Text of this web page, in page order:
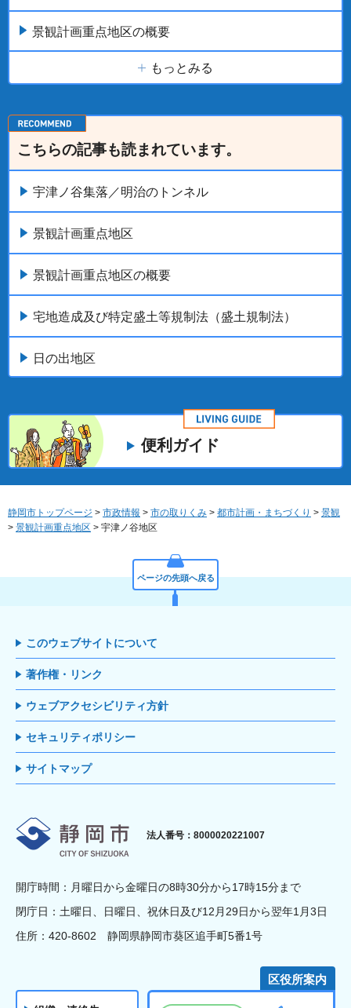
景観計画重点地区の概要
もっとみる
こちらの記事も読まれています。
宇津ノ谷集落／明治のトンネル
景観計画重点地区
景観計画重点地区の概要
宅地造成及び特定盛土等規制法（盛土規制法）
日の出地区
便利ガイド
静岡市トップページ > 市政情報 > 市の取りくみ > 都市計画・まちづくり > 景観
> 景観計画重点地区 > 宇津ノ谷地区
ページの先頭へ戻る
このウェブサイトについて
著作権・リンク
ウェブアクセシビリティ方針
セキュリティポリシー
サイトマップ
静岡市
法人番号：8000020221007
開庁時間：月曜日から金曜日の8時30分から17時15分まで
閉庁日：土曜日、日曜日、祝休日及び12月29日から翌年1月3日
住所：420-8602 静岡県静岡市葵区追手町5番1号
区役所案内